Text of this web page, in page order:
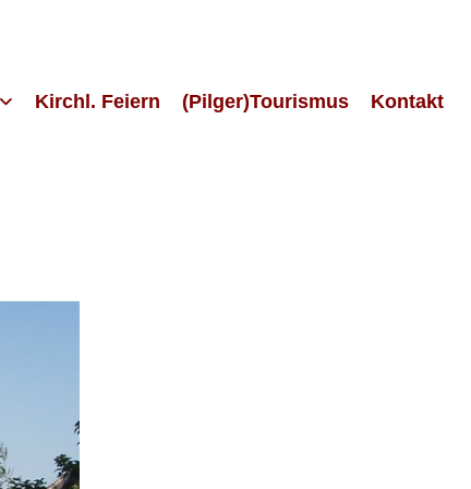
Kirchl. Feiern (Pilger)Tourismus Kontakt